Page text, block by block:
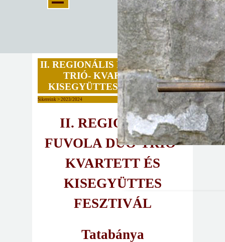
II. REGIONÁLIS FUVOLA DUÓ-
TRIÓ- KVARTETT ÉS
KISEGYÜTTES FESZTIVÁL
Sikereink > 2023/2024
II. REGIONÁLIS
FUVOLA DUÓ-TRIÓ-
KVARTETT ÉS
KISEGYÜTTES
FESZTIVÁL
Tatabánya